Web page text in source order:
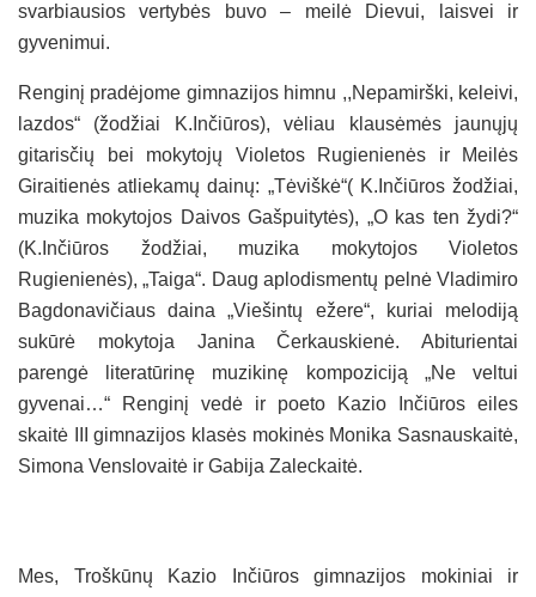
svarbiausios vertybės buvo – meilė Dievui, laisvei ir
gyvenimui.
Renginį pradėjome gimnazijos himnu ,,Nepamirški, keleivi,
lazdos“ (žodžiai K.Inčiūros), vėliau klausėmės jaunųjų
gitarisčių bei mokytojų Violetos Rugienienės ir Meilės
Giraitienės atliekamų dainų: „Tėviškė“( K.Inčiūros žodžiai,
muzika mokytojos Daivos Gašpuitytės), „O kas ten žydi?“
(K.Inčiūros žodžiai, muzika mokytojos Violetos
Rugienienės), „Taiga“. Daug aplodismentų pelnė Vladimiro
Bagdonavičiaus daina „Viešintų ežere“, kuriai melodiją
sukūrė mokytoja Janina Čerkauskienė. Abiturientai
parengė literatūrinę muzikinę kompoziciją „Ne veltui
gyvenai…“ Renginį vedė ir poeto Kazio Inčiūros eiles
skaitė III gimnazijos klasės mokinės Monika Sasnauskaitė,
Simona Venslovaitė ir Gabija Zaleckaitė.
Mes, Troškūnų Kazio Inčiūros gimnazijos mokiniai ir